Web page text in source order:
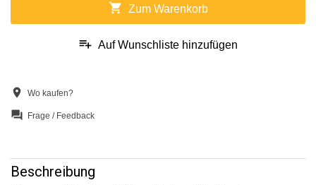
shopping_cart Zum Warenkorb
playlist_add Auf Wunschliste hinzufügen
location_on Wo kaufen?
question_answer Frage / Feedback
Beschreibung